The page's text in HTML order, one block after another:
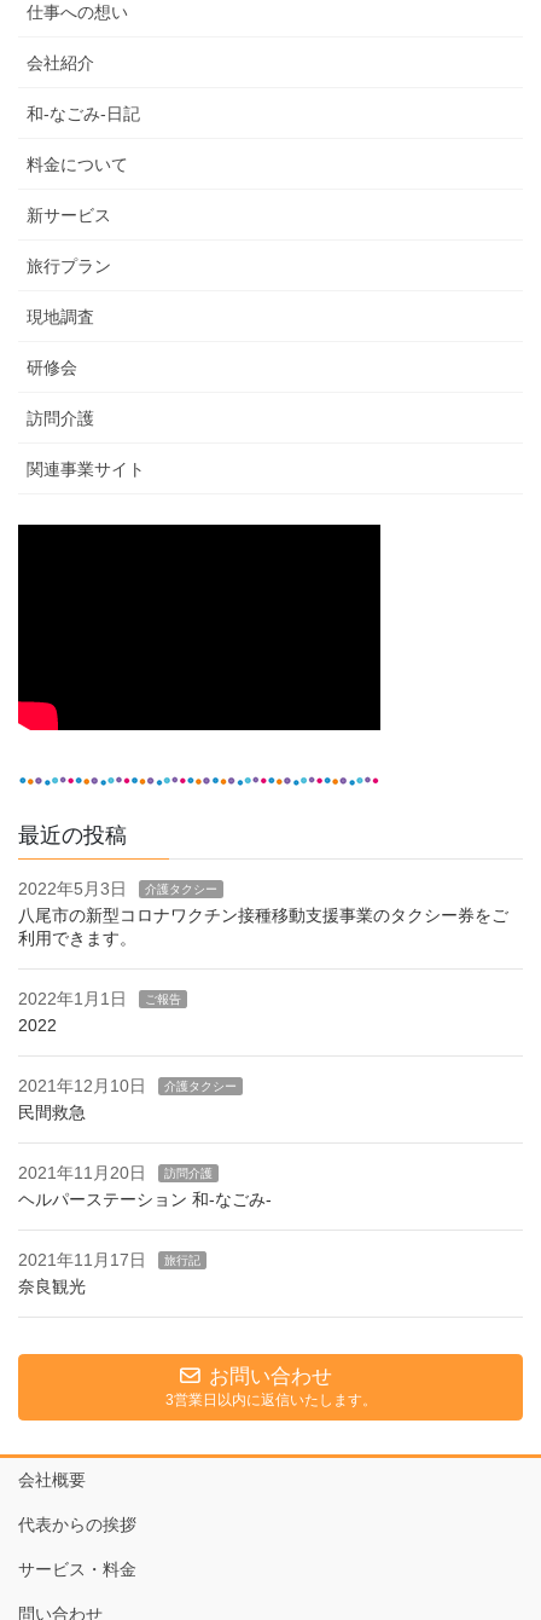
仕事への想い
会社紹介
和-なごみ-日記
料金について
新サービス
旅行プラン
現地調査
研修会
訪問介護
関連事業サイト
最近の投稿
2022年5月3日 介護タクシー
八尾市の新型コロナワクチン接種移動支援事業のタクシー券をご
利用できます。
2022年1月1日 ご報告
2022
2021年12月10日 介護タクシー
民間救急
2021年11月20日 訪問介護
ヘルパーステーション 和-なごみ-
2021年11月17日 旅行記
奈良観光
お問い合わせ
3営業日以内に返信いたします。
会社概要
代表からの挨拶
サービス・料金
問い合わせ